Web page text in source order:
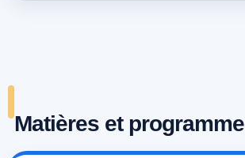
Matières et programme